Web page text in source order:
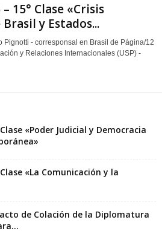
15° Clase «Crisis
y Estados...
Pignotti - corresponsal en Brasil de Página/12
y Relaciones Internacionales (USP) -
«Poder Judicial y Democracia
«La Comunicación y la
de Colación de la Diplomatura